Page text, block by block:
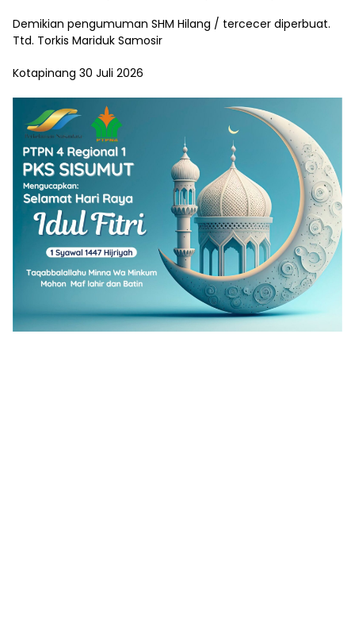
Demikian pengumuman SHM Hilang / tercecer diperbuat.
Ttd. Torkis Mariduk Samosir
Kotapinang 30 Juli 2026